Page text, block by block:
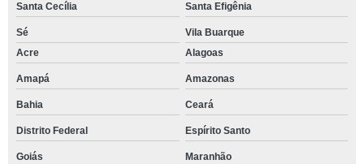
Santa Cecília Santa Efigênia
Sé
Vila Buarque
Acre
Alagoas
Amapá Amazonas
Bahia Ceará
Distrito Federal Espírito Santo
Goiás Maranhão